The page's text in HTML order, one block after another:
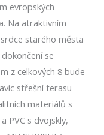
evropských
Na atraktivním
starého města
se
z celkových 8 bude
střešní terasu
materiálů s
PVC s dvojskly,